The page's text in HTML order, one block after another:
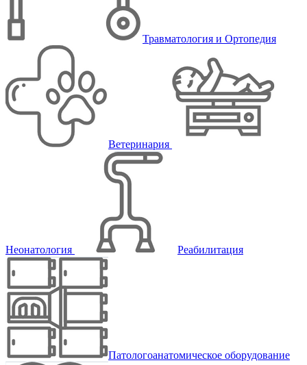
Травматология и Ортопедия
Ветеринария
Неонатология Реабилитация
Патологоанатомическое оборудование